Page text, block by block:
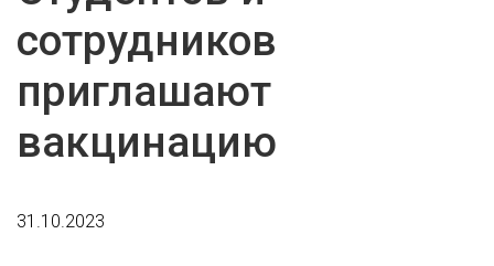
сотрудников
приглашают
вакцинацию
31.10.2023